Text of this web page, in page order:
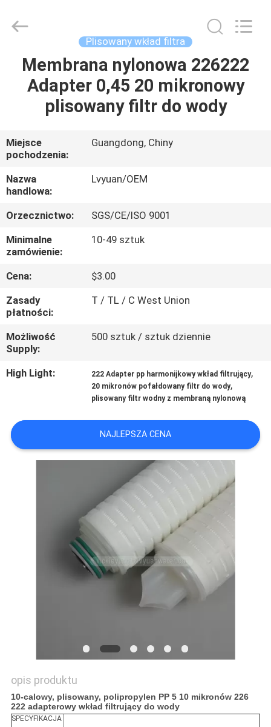
DOM
PRODUKTY
O
NAS
WYCIECZKA
PO
FABRYCE
KONTROLA
JAKOŚCI
SKONTAKTUJ
SIĘ
Z
AKTUALNOŚCI
supplier.
Copyright
Guangzhou
Reserved.
Plisowany wkład filtra
Membrana nylonowa 226222
Adapter 0,45 20 mikronowy
plisowany filtr do wody
Miejsce
pochodzenia:
Guangdong, Chiny
Nazwa
handlowa:
Lvyuan/OEM
Orzecznictwo:
SGS/CE/ISO 9001
Minimalne
zamówienie:
10-49 sztuk
Cena:
$3.00
Zasady
płatności:
T / TL / C West Union
Możliwość
Supply:
500 sztuk / sztuk dziennie
High Light: 222 Adapter pp harmonijkowy wkład filtrujący,
20 mikronów pofałdowany filtr do wody,
plisowany filtr wodny z membraną nylonową
NAJLEPSZA CENA
opis produktu
10-calowy, plisowany, polipropylen PP 5 10 mikronów 226
222 adapterowy wkład filtrujący do wody
SPECYFIKACJA